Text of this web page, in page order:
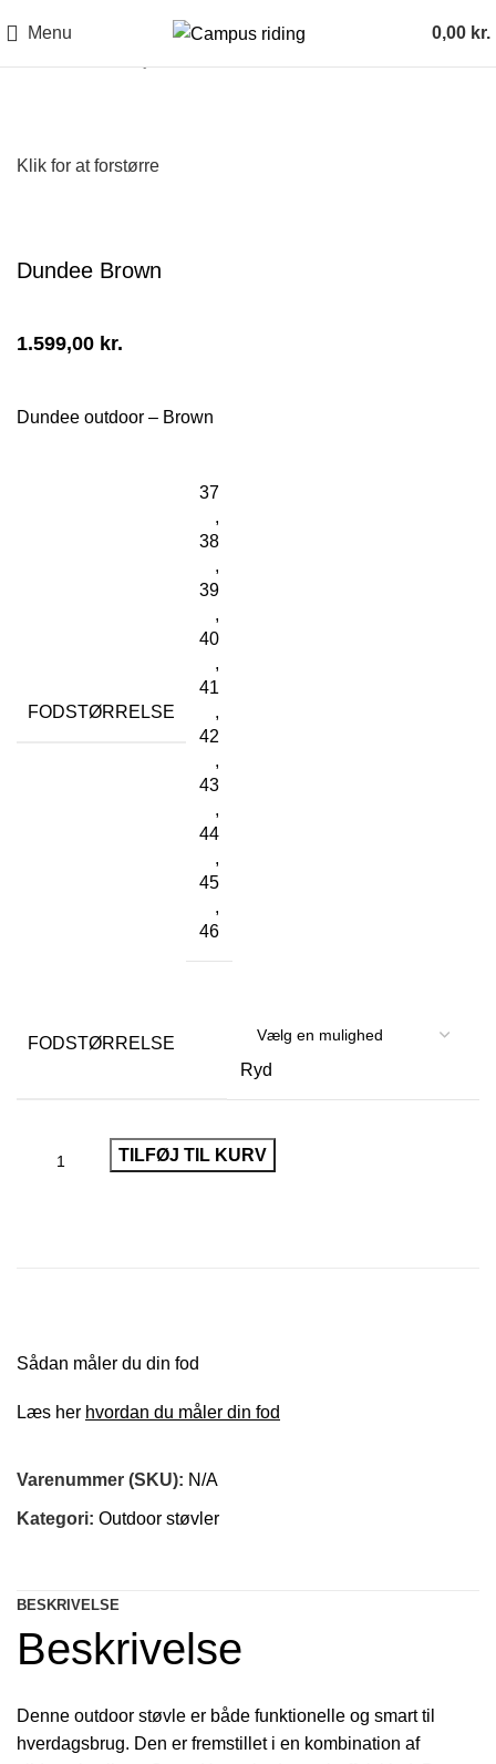
Menu 0,00 kr.
Klik for at forstørre
Dundee Brown
1.599,00 kr.
Dundee outdoor – Brown
FODSTØRRELSE
37
,
38
,
39
,
40
,
41
,
42
,
43
,
44
,
45
,
46
FODSTØRRELSE
Ryd
TILFØJ TIL KURV
Sådan måler du din fod
Læs her hvordan du måler din fod
Varenummer (SKU): N/A
Kategori: Outdoor støvler
BESKRIVELSE
Beskrivelse
Denne outdoor støvle er både funktionelle og smart til
hverdagsbrug. Den er fremstillet i en kombination af